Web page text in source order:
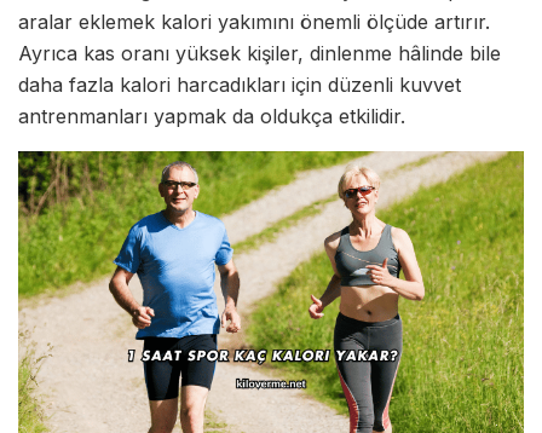
aralar eklemek kalori yakımını önemli ölçüde artırır.
Ayrıca kas oranı yüksek kişiler, dinlenme hâlinde bile
daha fazla kalori harcadıkları için düzenli kuvvet
antrenmanları yapmak da oldukça etkilidir.